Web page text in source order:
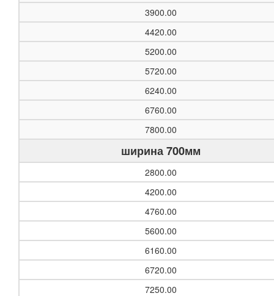
3900.00
4420.00
5200.00
5720.00
6240.00
6760.00
7800.00
ширина 700мм
2800.00
4200.00
4760.00
5600.00
6160.00
6720.00
7250.00